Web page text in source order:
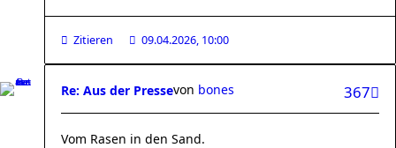
Zitieren 09.04.2026, 10:00
Re: Aus der Presse 367
von bones
Vom Rasen in den Sand.